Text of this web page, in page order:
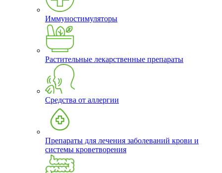
Иммуностимуляторы
Растительные лекарственные препараты
Средства от аллергии
Препараты для лечения заболеваний крови и
системы кроветворения